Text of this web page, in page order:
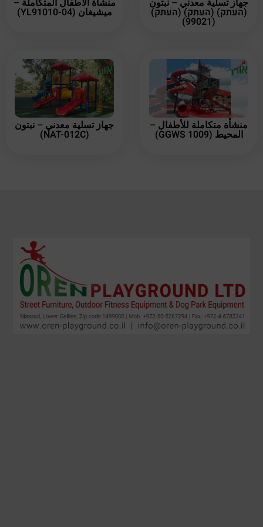
جهاز تسلية معدني – نبتون
(העתק) (העתק) (העתק)
(99021)
منشأة الأطفال المتكاملة –
ميشيغان (YL91010-04)
منشأة متكاملة للأطفال –
المحيط (GGWS 1009)
جهاز تسلية معدني – نبتون
(NAT-012C)